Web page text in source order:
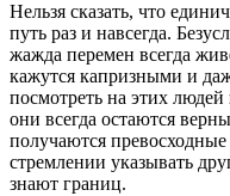
Нельзя сказать, что
путь раз и навсегда.
жажда перемен всегда
кажутся капризными и
посмотреть на этих
они всегда остаются
получаются
стремлении указывать
знают границ.